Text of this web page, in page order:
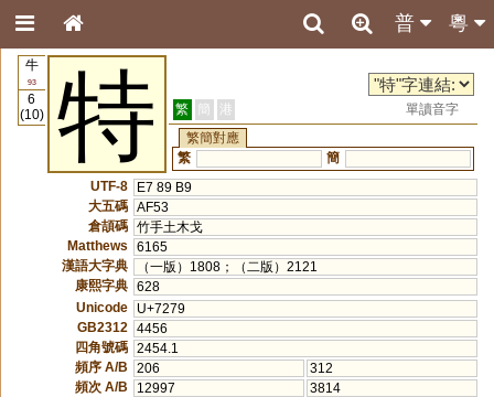
粵
普
牛
93
6
(10)
特 繁 簡 港
單讀音字
繁簡對應
繁
簡
UTF-8
E7 89 B9
大五碼 AF53
倉頡碼 竹手土木戈
Matthews
6165
漢語大字典
（一版）1808；（二版）2121
康熙字典 628
Unicode
U+7279
GB2312
4456
四角號碼 2454.1
頻序 A/B
206
312
頻次 A/B
12997
3814